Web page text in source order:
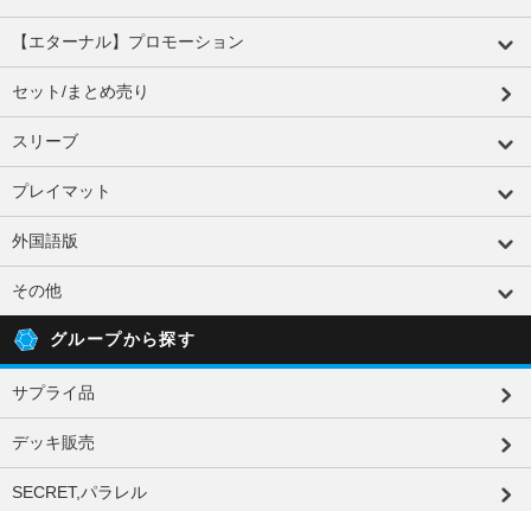
【エターナル】プロモーション
セット/まとめ売り
スリーブ
プレイマット
外国語版
その他
グループから探す
サプライ品
デッキ販売
SECRET,パラレル